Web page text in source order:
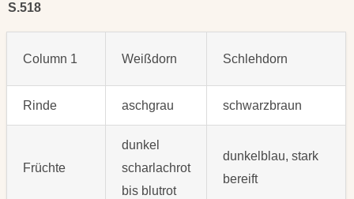
S.518
Column 1 Weißdorn Schlehdorn
Rinde aschgrau schwarzbraun
Früchte
dunkel
scharlachrot
bis blutrot
dunkelblau, stark
bereift